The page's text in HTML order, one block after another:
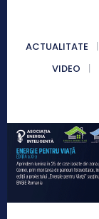
ACTUALITATE
VIDEO